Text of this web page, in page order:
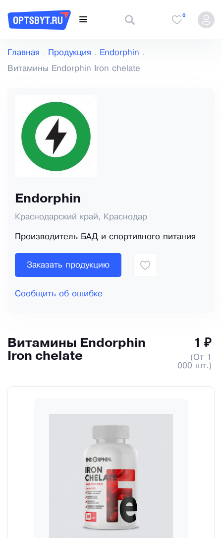
0
Главная Продукция Endorphin
Витамины Endorphin Iron chelate
Endorphin
Краснодарский край, Краснодар
Производитель БАД и спортивного питания
Заказать продукцию
Сообщить об ошибке
Витамины Endorphin
Iron chelate
1 ₽
(От 1
000 шт.)